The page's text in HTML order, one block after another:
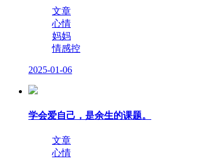
文章
心情
妈妈
情感控
2025-01-06
学会爱自己，是余生的课题。
文章
心情